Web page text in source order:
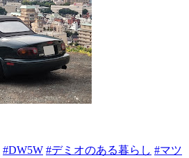
#DW5W #デミオのある暮らし #マツ